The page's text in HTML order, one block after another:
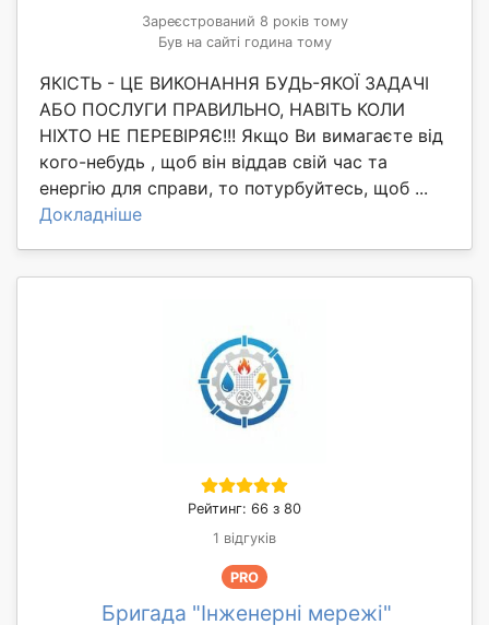
Зареєстрований 8 років тому
Був на сайті година тому
ЯКІСТЬ - ЦЕ ВИКОНАННЯ БУДЬ-ЯКОЇ ЗАДАЧІ
АБО ПОСЛУГИ ПРАВИЛЬНО, НАВІТЬ КОЛИ
НІХТО НЕ ПЕРЕВІРЯЄ!!! Якщо Ви вимагаєте від
кого-небудь , щоб він віддав свій час та
енергію для справи, то потурбуйтесь, щоб ...
Докладніше
Рейтинг: 66 з 80
1 відгуків
PRO
Бригада "Інженерні мережі"